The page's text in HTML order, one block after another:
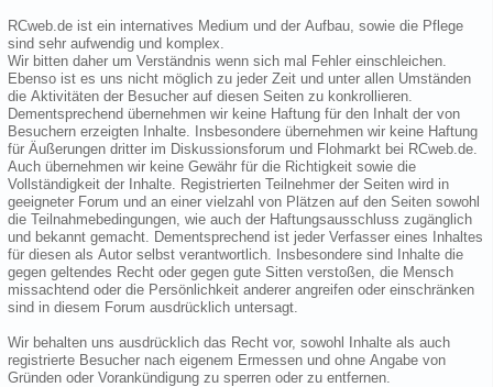
RCweb.de ist ein internatives Medium und der Aufbau, sowie die Pflege
sind sehr aufwendig und komplex.
Wir bitten daher um Verständnis wenn sich mal Fehler einschleichen.
Ebenso ist es uns nicht möglich zu jeder Zeit und unter allen Umständen
die Aktivitäten der Besucher auf diesen Seiten zu konkrollieren.
Dementsprechend übernehmen wir keine Haftung für den Inhalt der von
Besuchern erzeigten Inhalte. Insbesondere übernehmen wir keine Haftung
für Äußerungen dritter im Diskussionsforum und Flohmarkt bei RCweb.de.
Auch übernehmen wir keine Gewähr für die Richtigkeit sowie die
Vollständigkeit der Inhalte. Registrierten Teilnehmer der Seiten wird in
geeigneter Forum und an einer vielzahl von Plätzen auf den Seiten sowohl
die Teilnahmebedingungen, wie auch der Haftungsausschluss zugänglich
und bekannt gemacht. Dementsprechend ist jeder Verfasser eines Inhaltes
für diesen als Autor selbst verantwortlich. Insbesondere sind Inhalte die
gegen geltendes Recht oder gegen gute Sitten verstoßen, die Mensch
missachtend oder die Persönlichkeit anderer angreifen oder einschränken
sind in diesem Forum ausdrücklich untersagt.
Wir behalten uns ausdrücklich das Recht vor, sowohl Inhalte als auch
registrierte Besucher nach eigenem Ermessen und ohne Angabe von
Gründen oder Vorankündigung zu sperren oder zu entfernen.